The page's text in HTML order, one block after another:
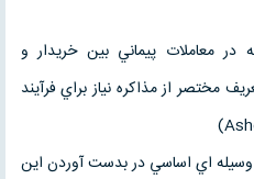
در معاملات پيماني بين خريدار و
مختصر از مذاكره نياز براي فرآيند
وسيله اي اساسي در بدست آوردن اين